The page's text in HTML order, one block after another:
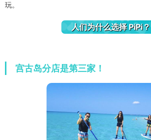
玩。
人们为什么选择 PiPi？
宫古岛分店是第三家！